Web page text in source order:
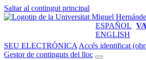
Saltar al contingut principal
ESPAÑOL
ENGLISH
SEU ELECTRÒNICA Accés identificat
Gestor de continguts del lloc